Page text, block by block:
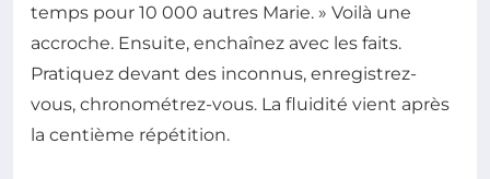
temps pour 10 000 autres Marie. » Voilà une
accroche. Ensuite, enchaînez avec les faits.
Pratiquez devant des inconnus, enregistrez-
vous, chronométrez-vous. La fluidité vient après
la centième répétition.